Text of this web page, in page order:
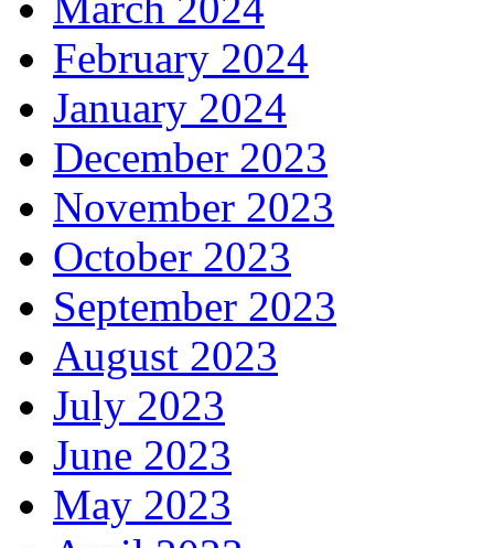
February 2024
January 2024
December 2023
November 2023
October 2023
September 2023
August 2023
July 2023
June 2023
May 2023